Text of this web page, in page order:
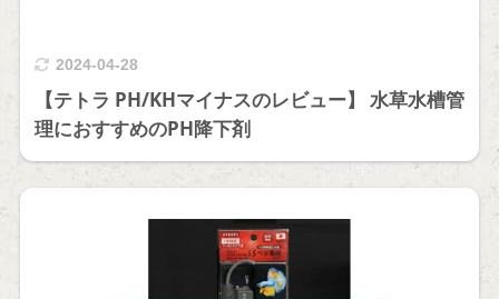
2024-04-28
【テトラ PH/KHマイナスのレビュー】 水草水槽管
理におすすめのPH降下剤